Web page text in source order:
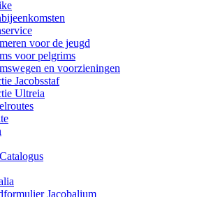
voor de jeugd
voor pelgrims
en voorzieningen
Jacobsstaf
Ultreia
Jacobalium